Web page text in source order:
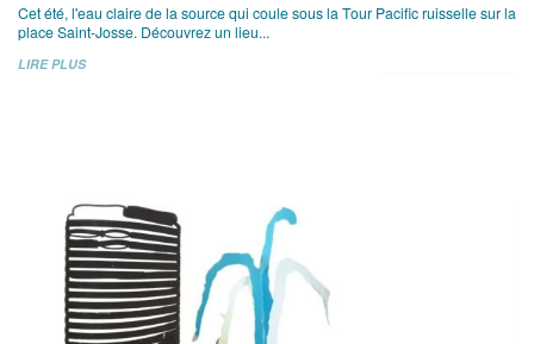
Cet été, l'eau claire de la source qui coule sous la Tour Pacific ruisselle sur la
place Saint-Josse. Découvrez un lieu...
LIRE PLUS